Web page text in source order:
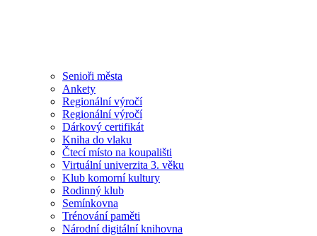
Senioři města
Ankety
Regionální výročí
Regionální výročí
Dárkový certifikát
Kniha do vlaku
Čtecí místo na koupališti
Virtuální univerzita 3. věku
Klub komorní kultury
Rodinný klub
Semínkovna
Trénování paměti
Národní digitální knihovna